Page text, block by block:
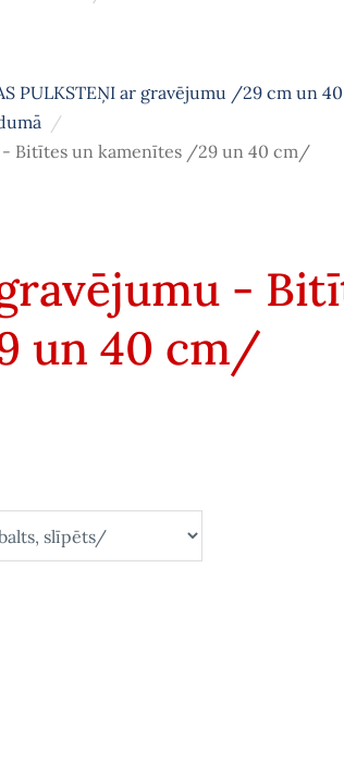
PULKSTEŅI ar gravējumu /29 cm un
- Bitītes un kamenītes /29 un 40 cm/
-
un 40 cm/